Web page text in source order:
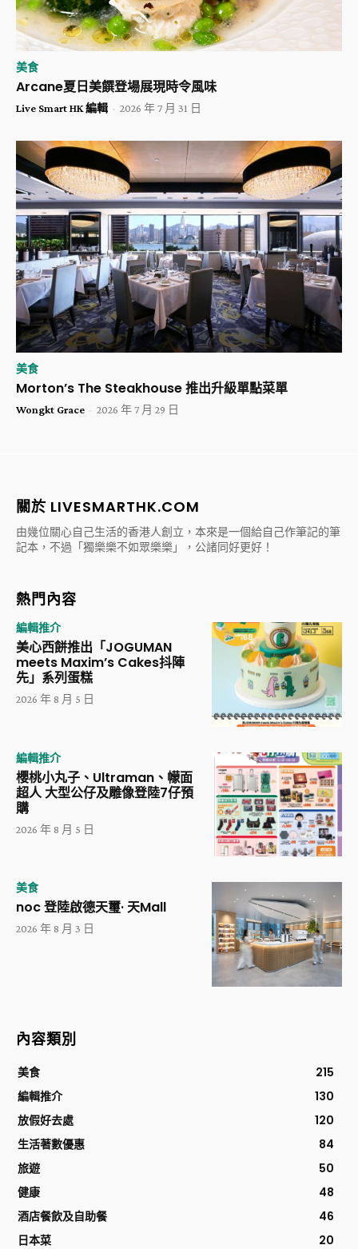
美食
Arcane夏日美饌登場展現時令風味
Live Smart HK 編輯 - 2026 年 7 月 31 日
美食
Morton’s The Steakhouse 推出升級單點菜單
Wongkt Grace - 2026 年 7 月 29 日
關於 LIVESMARTHK.COM
由幾位關心自己生活的香港人創立，本來是一個給自己作筆記的筆
記本，不過「獨樂樂不如眾樂樂」，公諸同好更好！
熱門內容
編輯推介
美心西餅推出「JOGUMAN
meets Maxim’s Cakes抖陣
先」系列蛋糕
2026 年 8 月 5 日
編輯推介
櫻桃小丸子、Ultraman、幪面
超人 大型公仔及雕像登陸7仔預
購
2026 年 8 月 5 日
美食
noc 登陸啟德天璽· 天Mall
2026 年 8 月 3 日
內容類別
美食
215
編輯推介
130
放假好去處
120
生活著數優惠
84
旅遊
50
健康
48
酒店餐飲及自助餐
46
日本菜
20